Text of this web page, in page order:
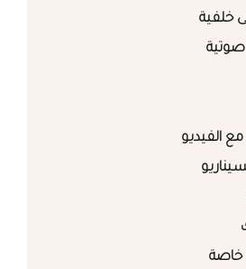
خلفية
صوتية
الفيديو
خاصة